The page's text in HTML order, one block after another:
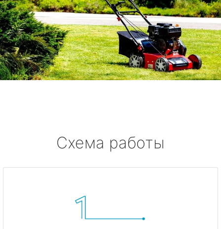
Схема работы